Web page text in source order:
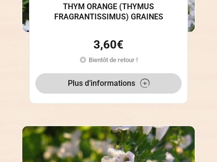
THYM ORANGE (THYMUS
FRAGRANTISSIMUS) GRAINES
3,60€
Bientôt de retour !
Plus d’informations